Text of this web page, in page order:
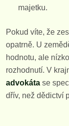
majetku.
Pokud víte, že
opatrně. U
hodnotu, ale
rozhodnutí. V
advokáta se
dřív, než dědictví